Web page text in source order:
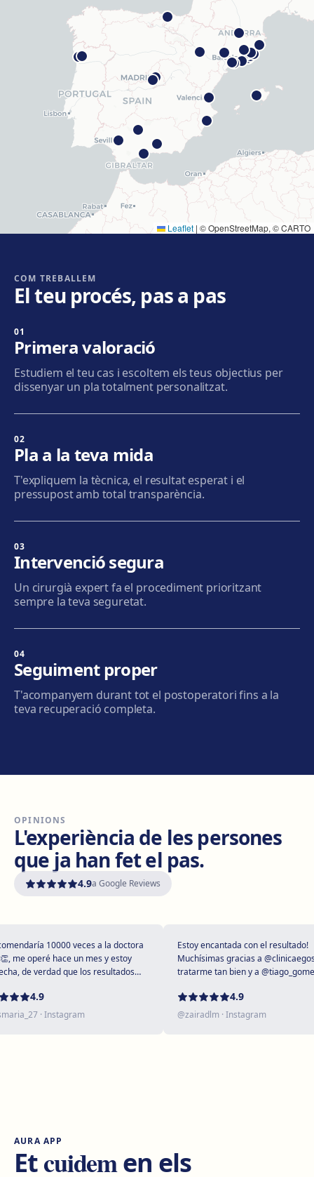
Com arribar Veure clínica
Barcelona Poblenou
Av. Diagonal, 141, Sant Martí, 08018 Barcelona
Com arribar Veure clínica
Hospitalet
Rambla Just Oliveras, 63, 08901 L'Hospitalet de
Veure clínica
Com arribarVeure clínica
Plaça de l'Alcalde Xifré, 14, 08912 Badalona
Com arribar Veure clínica
Sabadell
Com arribarVeure clínica
Terrassa
Mataró
Via Europa, 58, 08304 Mataró
Granollers
Carrer de Joan Prim, 58, 08402 Granollers
Com arribarVeure clínica
Vilanova i la Geltrú
Avinguda del Garraf, 69, 08800 Vilanova i la Geltrú
Com arribar Veure clínica
Com arribar Veure clínica
Rambla President Francesc Macià, 10, 43005 Tarragona
Lleida
Carrer Enric Granados, 4, 25006 Lleida
Leaflet | © OpenStreetMap, © CARTO
COM TREBALLEM
El teu procés, pas a pas
01
Primera valoració
Estudiem el teu cas i escoltem els teus objectius per
dissenyar un pla totalment personalitzat.
02
Pla a la teva mida
T'expliquem la tècnica, el resultat esperat i el
pressupost amb total transparència.
03
Intervenció segura
Un cirurgià expert fa el procediment prioritzant
sempre la teva seguretat.
04
Seguiment proper
T'acompanyem durant tot el postoperatori fins a la
teva recuperació completa.
OPINIONS
L'experiència de les persones
que ja han fet el pas.
4.9a Google Reviews
10000 veces a la doctora
operé hace un mes y estoy
de verdad que los resultados
4.9
· Instagram
Estoy encantada con el resultado!
Muchísimas gracias a @clinicaegos
tratarme tan bien y a @tiago_gomes
expectativas sin duda ❤️
4.9
zairadlm· Instagram
AURA APP
Etcuidemen els